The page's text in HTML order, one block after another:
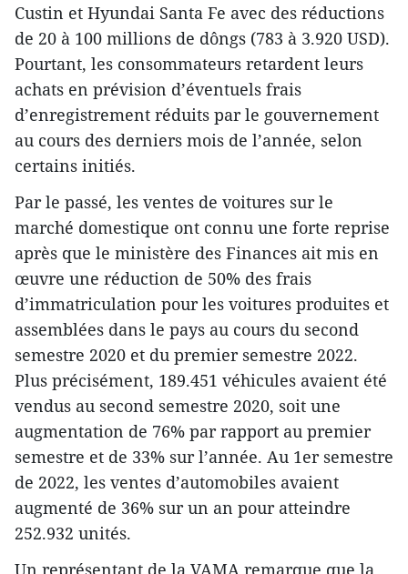
Custin et Hyundai Santa Fe avec des réductions
de 20 à 100 millions de dôngs (783 à 3.920 USD).
Pourtant, les consommateurs retardent leurs
achats en prévision d’éventuels frais
d’enregistrement réduits par le gouvernement
au cours des derniers mois de l’année, selon
certains initiés.
Par le passé, les ventes de voitures sur le
marché domestique ont connu une forte reprise
après que le ministère des Finances ait mis en
œuvre une réduction de 50% des frais
d’immatriculation pour les voitures produites et
assemblées dans le pays au cours du second
semestre 2020 et du premier semestre 2022.
Plus précisément, 189.451 véhicules avaient été
vendus au second semestre 2020, soit une
augmentation de 76% par rapport au premier
semestre et de 33% sur l’année. Au 1er semestre
de 2022, les ventes d’automobiles avaient
augmenté de 36% sur un an pour atteindre
252.932 unités.
Un représentant de la VAMA remarque que la